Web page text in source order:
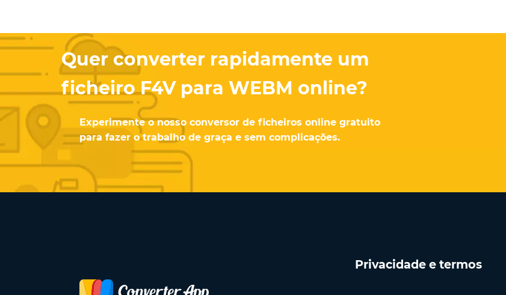
Quer converter rapidamente um
ficheiro F4V para WEBM online?
Experimente o nosso conversor de ficheiros online gratuito
para fazer o trabalho de graça e sem complicações.
Privacidade e termos